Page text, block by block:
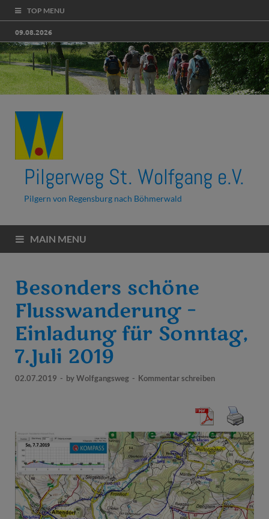
TOP MENU
09.08.2026
Pilgerweg St. Wolfgang e.V.
Pilgern von Regensburg nach Böhmerwald
MAIN MENU
Besonders schöne
Flusswanderung –
Einladung für Sonntag,
7.Juli 2019
02.07.2019 - byWolfgangsweg - Kommentar schreiben